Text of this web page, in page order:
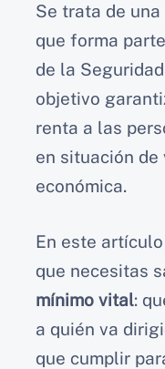
Se trata de
que forma
de la
objetivo
renta a las
en situación
económica.
En este
que necesitas
mínimo vital:
a quién va
que cumplir